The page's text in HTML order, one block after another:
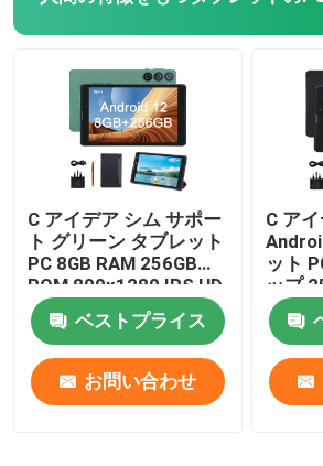
C アイデア シム サポー
ト グリーン タブレット
PC 8GB RAM 256GB
ROM 800x1280 IPS HD
スクリーンディスプレ
イ タブレット ケース
CM835
ベストプライス
お問い合わせ
C ア
ット
ップ
レー